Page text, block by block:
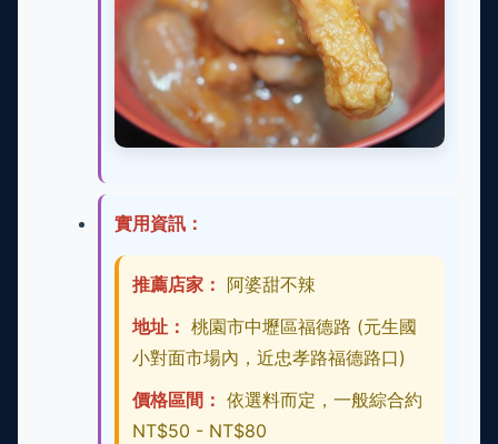
實用資訊：
推薦店家： 阿婆甜不辣
地址： 桃園市中壢區福德路 (元生國
小對面市場內，近忠孝路福德路口)
價格區間： 依選料而定，一般綜合約
NT$50 - NT$80